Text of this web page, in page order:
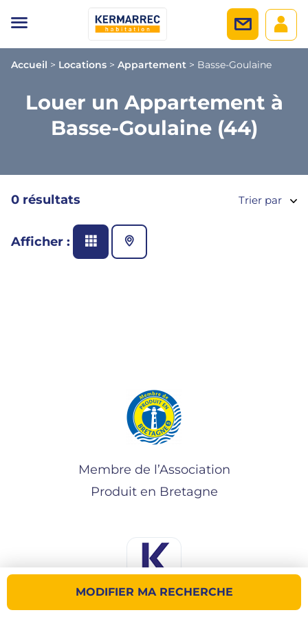
Accueil > Locations > Appartement > Basse-Goulaine
Louer un Appartement à
Basse-Goulaine (44)
MODIFIER MA RECHERCHE
0 résultats Trier par
Afficher :
Membre de l’Association
Produit en Bretagne